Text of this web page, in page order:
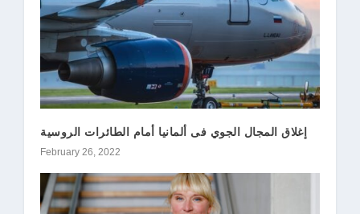
إغلاق المجال الجوي فى ألمانيا أمام الطائرات الروسية
February 26, 2022